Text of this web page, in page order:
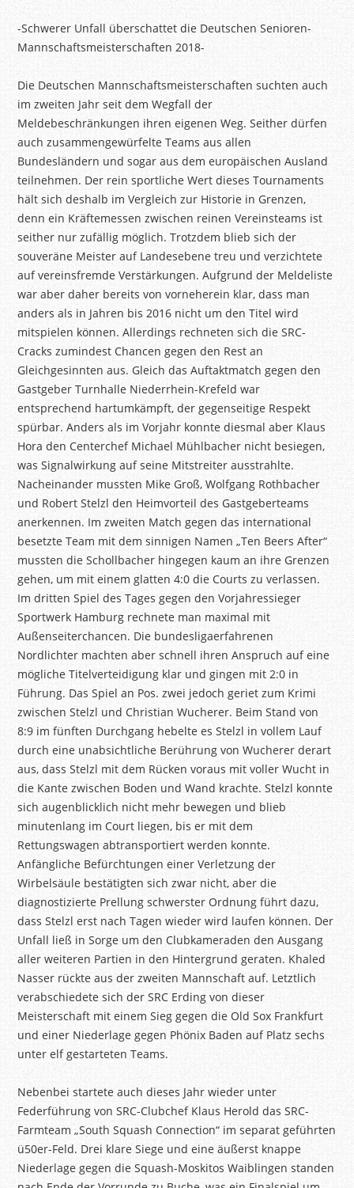
-Schwerer Unfall überschattet die Deutschen Senioren-
Mannschaftsmeisterschaften 2018-
Die Deutschen Mannschaftsmeisterschaften suchten auch
im zweiten Jahr seit dem Wegfall der
Meldebeschränkungen ihren eigenen Weg. Seither dürfen
auch zusammengewürfelte Teams aus allen
Bundesländern und sogar aus dem europäischen Ausland
teilnehmen. Der rein sportliche Wert dieses Tournaments
hält sich deshalb im Vergleich zur Historie in Grenzen,
denn ein Kräftemessen zwischen reinen Vereinsteams ist
seither nur zufällig möglich. Trotzdem blieb sich der
souveräne Meister auf Landesebene treu und verzichtete
auf vereinsfremde Verstärkungen. Aufgrund der Meldeliste
war aber daher bereits von vorneherein klar, dass man
anders als in Jahren bis 2016 nicht um den Titel wird
mitspielen können. Allerdings rechneten sich die SRC-
Cracks zumindest Chancen gegen den Rest an
Gleichgesinnten aus. Gleich das Auftaktmatch gegen den
Gastgeber Turnhalle Niederrhein-Krefeld war
entsprechend hartumkämpft, der gegenseitige Respekt
spürbar. Anders als im Vorjahr konnte diesmal aber Klaus
Hora den Centerchef Michael Mühlbacher nicht besiegen,
was Signalwirkung auf seine Mitstreiter ausstrahlte.
Nacheinander mussten Mike Groß, Wolfgang Rothbacher
und Robert Stelzl den Heimvorteil des Gastgeberteams
anerkennen. Im zweiten Match gegen das international
besetzte Team mit dem sinnigen Namen „Ten Beers After“
mussten die Schollbacher hingegen kaum an ihre Grenzen
gehen, um mit einem glatten 4:0 die Courts zu verlassen.
Im dritten Spiel des Tages gegen den Vorjahressieger
Sportwerk Hamburg rechnete man maximal mit
Außenseiterchancen. Die bundesligaerfahrenen
Nordlichter machten aber schnell ihren Anspruch auf eine
mögliche Titelverteidigung klar und gingen mit 2:0 in
Führung. Das Spiel an Pos. zwei jedoch geriet zum Krimi
zwischen Stelzl und Christian Wucherer. Beim Stand von
8:9 im fünften Durchgang hebelte es Stelzl in vollem Lauf
durch eine unabsichtliche Berührung von Wucherer derart
aus, dass Stelzl mit dem Rücken voraus mit voller Wucht in
die Kante zwischen Boden und Wand krachte. Stelzl konnte
sich augenblicklich nicht mehr bewegen und blieb
minutenlang im Court liegen, bis er mit dem
Rettungswagen abtransportiert werden konnte.
Anfängliche Befürchtungen einer Verletzung der
Wirbelsäule bestätigten sich zwar nicht, aber die
diagnostizierte Prellung schwerster Ordnung führt dazu,
dass Stelzl erst nach Tagen wieder wird laufen können. Der
Unfall ließ in Sorge um den Clubkameraden den Ausgang
aller weiteren Partien in den Hintergrund geraten. Khaled
Nasser rückte aus der zweiten Mannschaft auf. Letztlich
verabschiedete sich der SRC Erding von dieser
Meisterschaft mit einem Sieg gegen die Old Sox Frankfurt
und einer Niederlage gegen Phönix Baden auf Platz sechs
unter elf gestarteten Teams.
Nebenbei startete auch dieses Jahr wieder unter
Federführung von SRC-Clubchef Klaus Herold das SRC-
Farmteam „South Squash Connection“ im separat geführten
ü50er-Feld. Drei klare Siege und eine äußerst knappe
Niederlage gegen die Squash-Moskitos Waiblingen standen